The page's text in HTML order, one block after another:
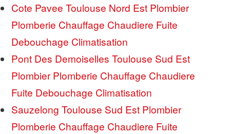
Cote Pavee Toulouse Nord Est Plombier
Plomberie Chauffage Chaudiere Fuite
Debouchage Climatisation
Pont Des Demoiselles Toulouse Sud Est
Plombier Plomberie Chauffage Chaudiere
Fuite Debouchage Climatisation
Sauzelong Toulouse Sud Est Plombier
Plomberie Chauffage Chaudiere Fuite